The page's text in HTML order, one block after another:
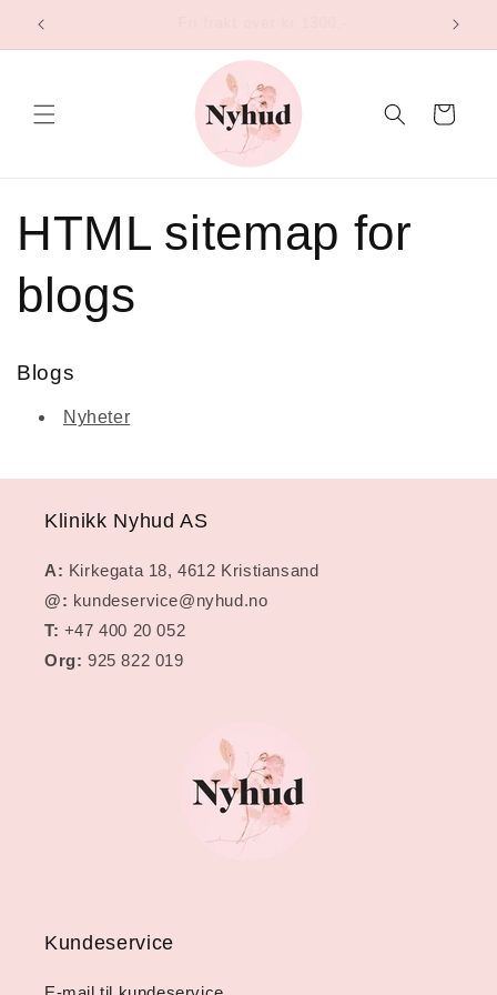
videre til
Handlekurv
HTML sitemap for
blogs
Blogs
Nyheter
Klinikk Nyhud AS
A: Kirkegata 18, 4612 Kristiansand
@: kundeservice@nyhud.no
T: +47 400 20 052
Org: 925 822 019
Kundeservice